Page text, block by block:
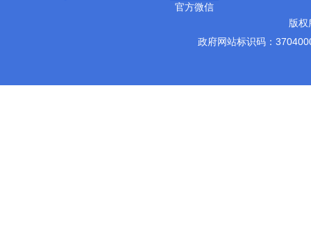
官方微信
版
政府网站标识码：